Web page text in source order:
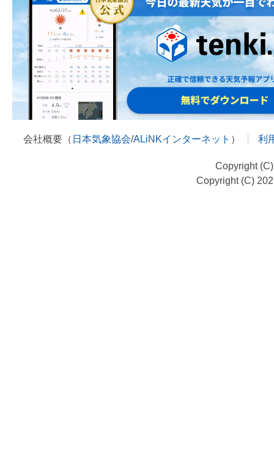
会社概要（ 日本気象協会/ALiNKインターネット ） 利
Copyright
Copyright (C)